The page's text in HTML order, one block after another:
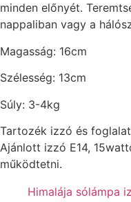
minden előnyét.
nappaliban vagy a
Magasság: 16cm
Szélesség: 13cm
Súly: 3-4kg
Tartozék izzó és
Ajánlott izzó E14,
működtetni.
Himalája sólámpa